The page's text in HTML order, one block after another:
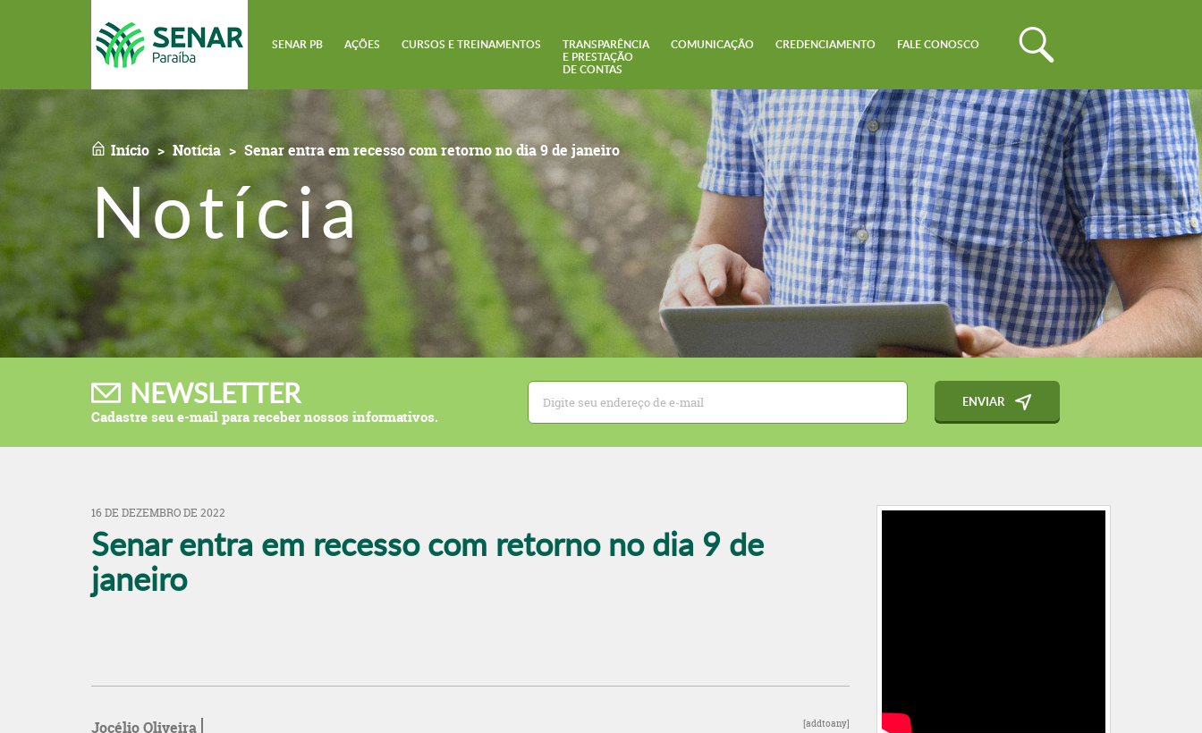
SENAR PB AÇÕES CURSOS E TREINAMENTOS
TRANSPARÊNCIA
E PRESTAÇÃO
DE CONTAS
COMUNICAÇÃO CREDENCIAMENTO FALE CONOSCO
Início Notícia Senar entra em recesso com retorno no dia 9 de janeiro
Notícia
NEWSLETTER
Cadastre seu e-mail para receber nossos informativos.
E-
ENVIAR
16 DE DEZEMBRO DE 2022
Senar entra em recesso com retorno no dia 9 de
janeiro
Jocélio Oliveira [addtoany]